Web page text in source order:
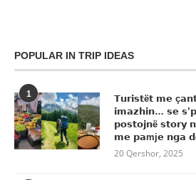
POPULAR IN TRIP IDEAS
1
𝗧𝘂𝗿𝗶𝘀𝘁ë𝘁 𝗺𝗲
𝗶𝗺𝗮𝘇𝗵𝗶𝗻… 𝘀𝗲
𝗽𝗼𝘀𝘁𝗼𝗷𝗻ë 𝘀𝘁𝗼𝗿𝘆
𝗺𝗲 𝗽𝗮mj𝗲 𝗻𝗴𝗮
20 Qershor, 2025